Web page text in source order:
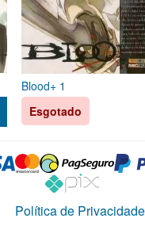
Blood+ 1
Esgotado
Política de Privacidade